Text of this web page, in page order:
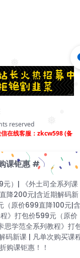
❅
❅
❅
reserved
在线客服：zkcw598 (备
课钜惠 #
）| 《外土司全系列课
降200元|含近期解码新
（原价699直降100元|含
》打包价599元（原价
思学范全系列教程》打
解码新课 | 凡单次购买
折购课钜惠！！